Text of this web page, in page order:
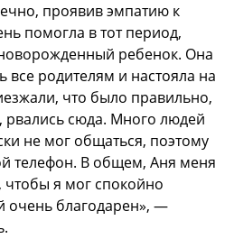
проявив эмпатию к
помогла в тот период,
ребенок. Она
все родителям и настояла на
что было правильно,
рвались сюда. Много людей
не мог общаться, поэтому
телефон. В общем, Аня меня
чтобы я мог спокойно
очень благодарен», —